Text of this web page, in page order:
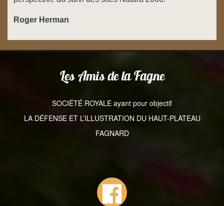
Roger Herman
Les Amis de la Fagne
SOCIÉTÉ ROYALE ayant pour objectif
LA DÉFENSE ET L’ILLUSTRATION DU HAUT-PLATEAU
FAGNARD